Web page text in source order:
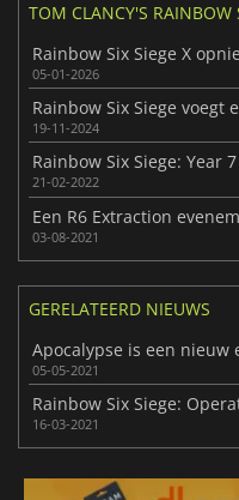
TOM CLANCY'S RAINBOW
05-01-2026
19-11-2024
21-02-2022
03-08-2021
GERELATEERD NIEUWS
05-05-2021
16-03-2021